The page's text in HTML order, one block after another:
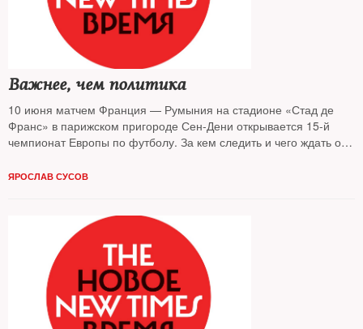
Важнее, чем политика
10 июня матчем Франция — Румыния на стадионе «Стад де
Франс» в парижском пригороде Сен-Дени открывается 15-й
чемпионат Европы по футболу. За кем следить и чего ждать от
ЯРОСЛАВ СУСОВ